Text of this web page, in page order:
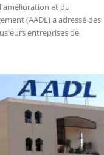
et du
(AADL) a adressé des
entreprises de